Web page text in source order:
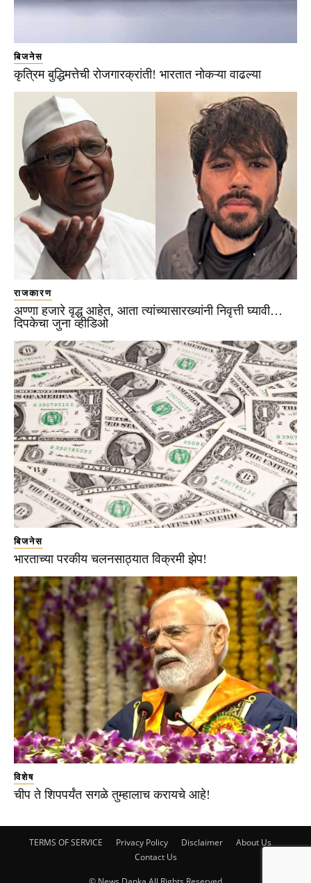
बिजनेस
कृत्रिम बुद्धिमत्तेची रोजगारक्रांती! भारतात नोकऱ्या वाढल्या
राजकारण
अण्णा हजारे वृद्ध आहेत, आता त्यांच्यासारख्यांनी निवृत्ती घ्यावी…
दिपकेचा जुना व्हीडिओ
बिजनेस
भारताच्या परकीय चलनसाठ्यात विक्रमी झेप!
विशेष
चीप ते शिपपर्यंत सगळे तुम्हालाच करायचे आहे!
TERMS OF SERVICE Privacy Policy Disclaimer
About Us
Contact Us